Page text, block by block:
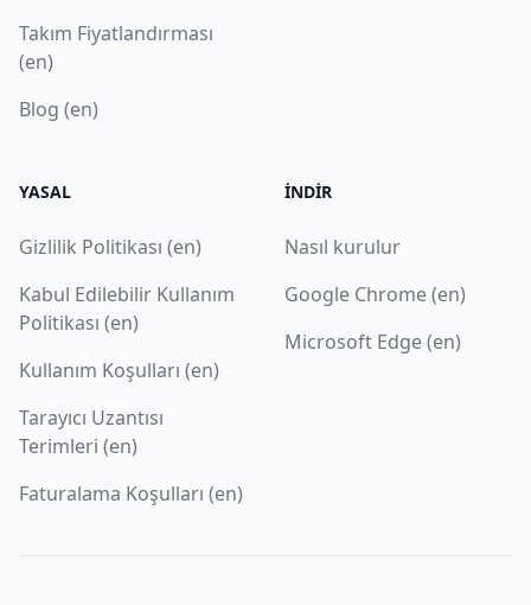
Takım Fiyatlandırması
(en)
Blog (en)
YASAL
Gizlilik Politikası (en)
Kabul Edilebilir Kullanım
Politikası (en)
Kullanım Koşulları (en)
Tarayıcı Uzantısı
Terimleri (en)
Faturalama Koşulları (en)
İNDIR
Nasıl kurulur
Google Chrome (en)
Microsoft Edge (en)